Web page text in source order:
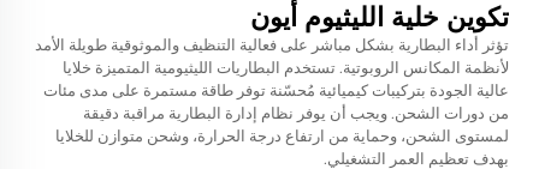
تكوين خلية الليثيوم أيون
تؤثر أداء البطارية بشكل مباشر على فعالية التنظيف والموثوقية طويلة الأمد
لأنظمة المكانس الروبوتية. تستخدم البطاريات الليثيومية المتميزة خلايا
عالية الجودة بتركيبات كيميائية مُحسّنة توفر طاقة مستمرة على مدى مئات
من دورات الشحن. ويجب أن يوفر نظام إدارة البطارية مراقبة دقيقة
لمستوى الشحن، وحماية من ارتفاع درجة الحرارة، وشحن متوازن للخلايا
بهدف تعظيم العمر التشغيلي.